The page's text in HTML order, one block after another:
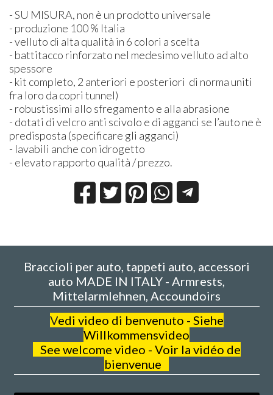
- SU MISURA, non è un prodotto universale
- produzione 100 % Italia
- velluto di alta qualità in 6 colori a scelta
- battitacco rinforzato nel medesimo velluto ad alto
spessore
- kit completo, 2 anteriori e posteriori di norma uniti
fra loro da copri tunnel)
- robustissimi allo sfregamento e alla abrasione
- dotati di velcro anti scivolo e di agganci se l’auto ne è
predisposta (specificare gli agganci)
- lavabili anche con idrogetto
- elevato rapporto qualità / prezzo.
Braccioli per auto, tappeti auto, accessori
auto MADE IN ITALY - Armrests,
Mittelarmlehnen, Accoundoirs
Vedi video di benvenuto - Siehe
Willkommensvideo
See welcome video - Voir la vidéo de
bienvenue